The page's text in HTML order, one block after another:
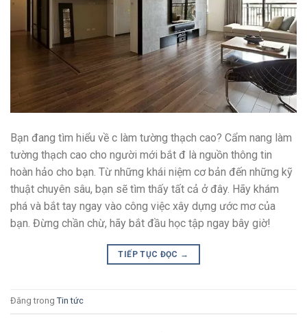
Bạn đang tìm hiểu về c làm tường thạch cao? Cẩm nang làm
tường thạch cao cho người mới bắt đ là nguồn thông tin
hoàn hảo cho bạn. Từ những khái niệm cơ bản đến những kỹ
thuật chuyên sâu, bạn sẽ tìm thấy tất cả ở đây. Hãy khám
phá và bắt tay ngay vào công việc xây dựng ước mơ của
bạn. Đừng chần chừ, hãy bắt đầu học tập ngay bây giờ!
TIẾP TỤC ĐỌC →
Đăng trong Tin tức